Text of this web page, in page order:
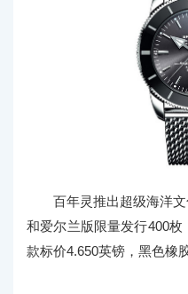
百年灵推出超级海洋
和爱尔兰版限量发行400
款标价4.650英镑，黑色橡